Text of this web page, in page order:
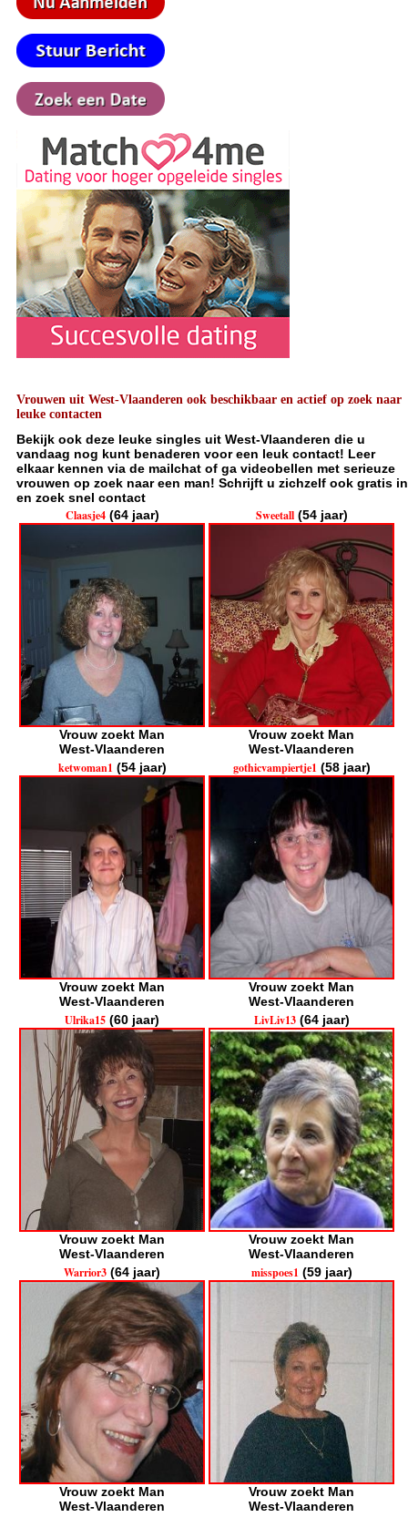
Vrouwen uit West-Vlaanderen ook beschikbaar en actief op zoek naar
leuke contacten
Bekijk ook deze leuke singles uit West-Vlaanderen die u
vandaag nog kunt benaderen voor een leuk contact! Leer
elkaar kennen via de mailchat of ga videobellen met serieuze
vrouwen op zoek naar een man! Schrijft u zichzelf ook gratis in
en zoek snel contact
Claasje4(64 jaar)
Vrouw zoekt Man
West-Vlaanderen
Sweetall(54 jaar)
Vrouw zoekt Man
West-Vlaanderen
ketwoman1 (54 jaar)
Vrouw zoekt Man
West-Vlaanderen
gothicvampiertje1 (58 jaar)
Vrouw zoekt Man
West-Vlaanderen
Ulrika15 (60 jaar)
Vrouw zoekt Man
West-Vlaanderen
LivLiv13(64 jaar)
Vrouw zoekt Man
West-Vlaanderen
Warrior3 (64 jaar)
Vrouw zoekt Man
West-Vlaanderen
misspoes1 (59 jaar)
Vrouw zoekt Man
West-Vlaanderen